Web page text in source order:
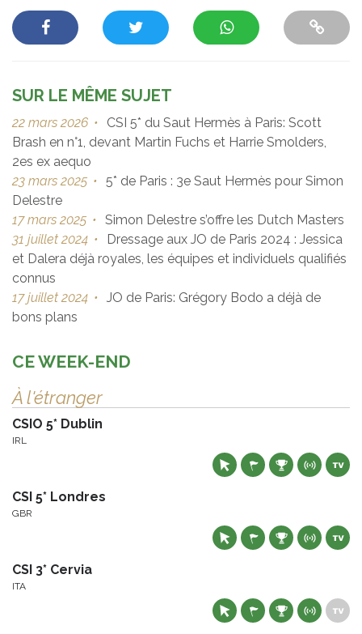
SUR LE MÊME SUJET
22 mars 2026 •
CSI 5* du Saut Hermès à Paris: Scott
Brash en n°1, devant Martin Fuchs et Harrie Smolders,
2es ex aequo
23 mars 2025 • 5* de Paris : 3e Saut Hermès pour Simon
Delestre
17 mars 2025 • Simon Delestre s’offre les Dutch Masters
31 juillet 2024 •
Dressage aux JO de Paris 2024 : Jessica
et Dalera déjà royales, les équipes et individuels qualifiés
connus
17 juillet 2024 • JO de Paris: Grégory Bodo a déjà de
bons plans
CE WEEK-END
À l'étranger
CSIO 5* Dublin
IRL
CSI 5* Londres
GBR
CSI 3* Cervia
ITA